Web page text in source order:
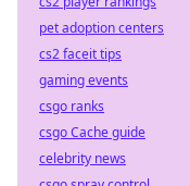
pet adoption centers
cs2 faceit tips
gaming events
csgo ranks
csgo Cache guide
celebrity news